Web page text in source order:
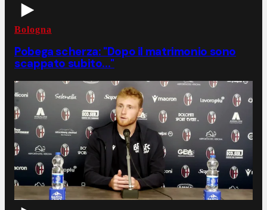
Bologna
Pobega scherza: "Dopo il matrimonio sono
scappato subito..."